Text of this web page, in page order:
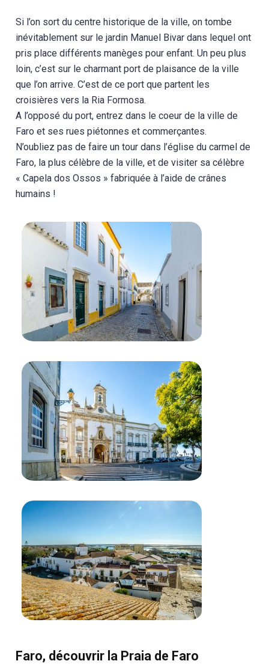
Si l’on sort du centre historique de la ville, on tombe
inévitablement sur le jardin Manuel Bivar dans lequel ont
pris place différents manèges pour enfant. Un peu plus
loin, c’est sur le charmant port de plaisance de la ville
que l’on arrive. C’est de ce port que partent les
croisières vers la Ria Formosa.
A l’opposé du port, entrez dans le coeur de la ville de
Faro et ses rues piétonnes et commerçantes.
N’oubliez pas de faire un tour dans l’église du carmel de
Faro, la plus célèbre de la ville, et de visiter sa célèbre
« Capela dos Ossos » fabriquée à l’aide de crânes
humains !
Faro, découvrir la Praia de Faro